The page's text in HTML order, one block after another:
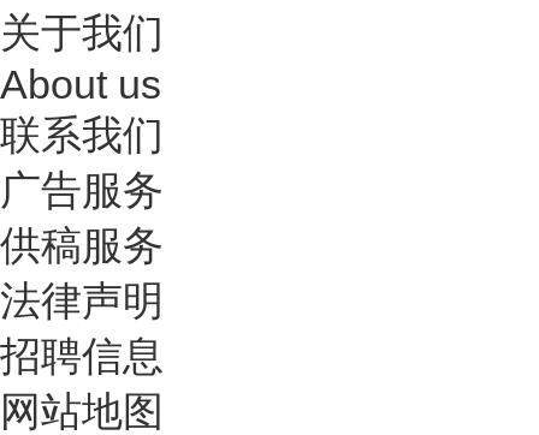
关于我们
About us
联系我们
广告服务
供稿服务
法律声明
招聘信息
网站地图